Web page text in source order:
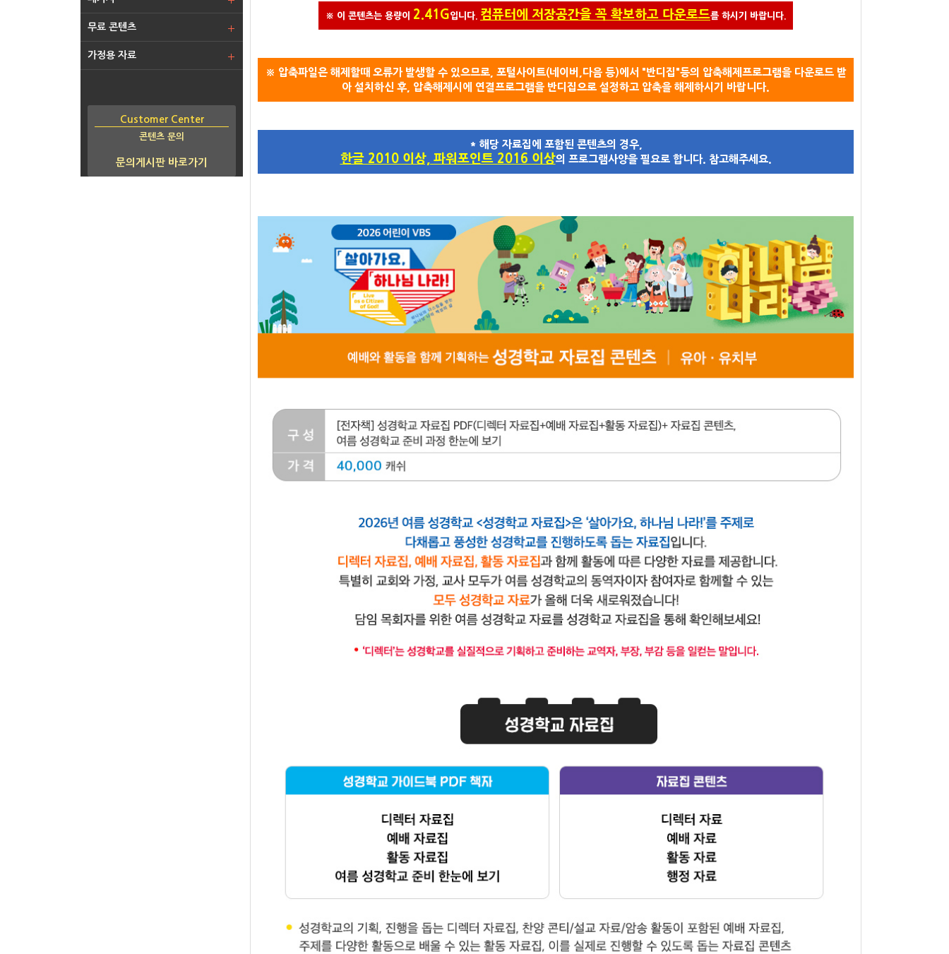
무료 콘텐츠
가정용 자료
Customer Center
콘텐츠 문의
문의게시판 바로가기
※ 이 콘텐츠는 용량이 2.41G입니다. 컴퓨터에 저장공간을 꼭 확보하고 다운로드를 하시기 바랍니다.
※ 압축파일은 해제할때 오류가 발생할 수 있으므로, 포털사이트(네이버,다음 등)에서 "반디집"등의 압축해제프로그램을 다운로드 받
아 설치하신 후, 압축해제시에 연결프로그램을 반디집으로 설정하고 압축을 해제하시기 바랍니다.
* 해당 자료집에 포함된 콘텐츠의 경우,
한글 2010 이상, 파워포인트 2016 이상의 프로그램사양을 필요로 합니다. 참고해주세요.